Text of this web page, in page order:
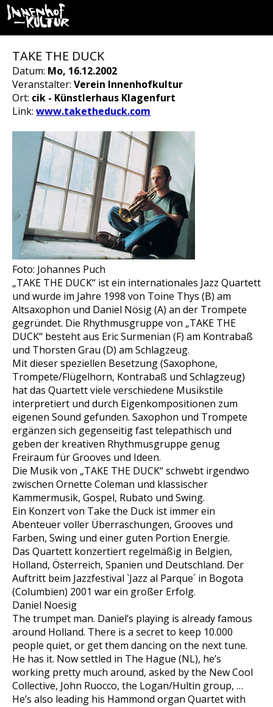
TAKE THE DUCK
Datum: Mo, 16.12.2002
Veranstalter: Verein Innenhofkultur
Ort: cik - Künstlerhaus Klagenfurt
Link: www.taketheduck.com
Foto: Johannes Puch
„TAKE THE DUCK“ ist ein internationales Jazz Quartett
und wurde im Jahre 1998 von Toine Thys (B) am
Altsaxophon und Daniel Nösig (A) an der Trompete
gegründet. Die Rhythmusgruppe von „TAKE THE
DUCK“ besteht aus Eric Surmenian (F) am Kontrabaß
und Thorsten Grau (D) am Schlagzeug.
Mit dieser speziellen Besetzung (Saxophone,
Trompete/Flügelhorn, Kontrabaß und Schlagzeug)
hat das Quartett viele verschiedene Musikstile
interpretiert und durch Eigenkompositionen zum
eigenen Sound gefunden. Saxophon und Trompete
ergänzen sich gegenseitig fast telepathisch und
geben der kreativen Rhythmusgruppe genug
Freiraum für Grooves und Ideen.
Die Musik von „TAKE THE DUCK“ schwebt irgendwo
zwischen Ornette Coleman und klassischer
Kammermusik, Gospel, Rubato und Swing.
Ein Konzert von Take the Duck ist immer ein
Abenteuer voller Überraschungen, Grooves und
Farben, Swing und einer guten Portion Energie.
Das Quartett konzertiert regelmäßig in Belgien,
Holland, Österreich, Spanien und Deutschland. Der
Auftritt beim Jazzfestival `Jazz al Parque´ in Bogota
(Columbien) 2001 war ein großer Erfolg.
Daniel Noesig
The trumpet man. Daniel’s playing is already famous
around Holland. There is a secret to keep 10.000
people quiet, or get them dancing on the next tune.
He has it. Now settled in The Hague (NL), he’s
working pretty much around, asked by the New Cool
Collective, John Ruocco, the Logan/Hultin group, …
He’s also leading his Hammond organ Quartet with